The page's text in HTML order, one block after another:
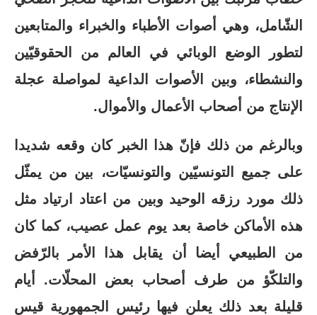
الشّامل، وهي أصوات الأطباء والخبراء والمتابعين
لتطور الوضع الوبائي في العالم من الحقوقيّين
والنشطاء، وبين الأصوات الداعية لمواصلة عجلة
الإنتاج من أصحاب الأعمال والأموال.
وبالرغم من ذلك فإنّ هذا الخبر كان وقعه شديدا
على جميع التونسيّين والتونسيّات، بين من يمثّل
ذلك مورد رزقه الوحيد وبين من اعتاد ارتياد مثل
هذه الأماكن خاصة بعد يوم عمل عصيب، كما كان
من الطبيعي أيضا أن يقابل هذا الأمر بالرّفض
والتلكّؤ من طرف أصحاب بعض المحلّات. أيام
قليلة بعد ذلك يعلن فيها رئيس الجمهورية قيس